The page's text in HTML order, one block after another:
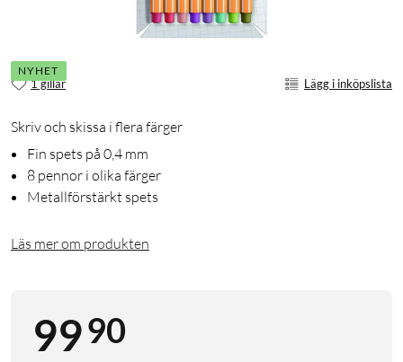
NYHET
1 gillar Lägg i inköpslista
Skriv och skissa i flera färger
Fin spets på 0,4 mm
8 pennor i olika färger
Metallförstärkt spets
Läs mer om produkten
9990